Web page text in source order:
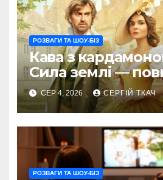
РОЗВАГИ ТА ШОУ-БІЗ
Кава з
Сила землі —
СЕР 4, 2026 СЕРГІЙ ТКАЧ
РОЗВАГИ ТА ШОУ-БІЗ